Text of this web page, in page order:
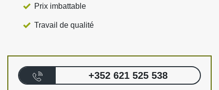
Prix imbattable
Travail de qualité
+352 621 525 538